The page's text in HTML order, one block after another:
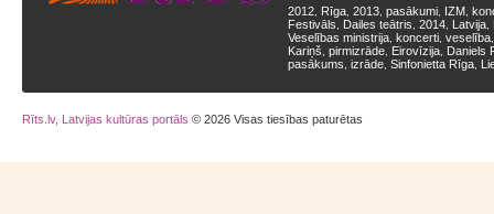
2012 Rīga 2013 pasākumi IZM
Festivāls
Dailes teātris 2014 Latvija
Veselības ministrija koncerti veselība
Kariņš pirmizrāde Eirovīzija Daniels
pasākums izrāde Sinfonietta Rīga
Rīts.lv, Latvijas kultūras portāls © 2026 Visas tiesības paturētas